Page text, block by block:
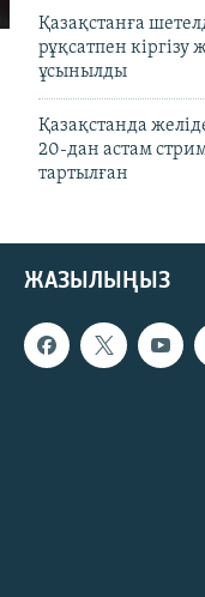
Қазақстанға
рұқсатпен кіргізу
ұсынылды
Қазақстанда
20-дан астам
тартылған
ЖАЗЫЛЫҢЫЗ